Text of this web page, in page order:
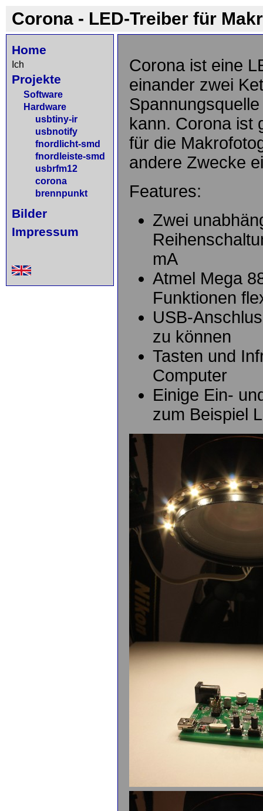
Corona - LED-Treiber für
Home
Ich
Projekte
Software
Hardware
usbtiny-ir
usbnotify
fnordlicht-smd
fnordleiste-smd
usbrfm12
corona
brennpunkt
Bilder
Impressum
Corona ist eine
einander zwei
kann. Corona ist
für die
andere Zwecke
Features:
Zwei
mA
Atmel Mega
Funktionen
USB-
zu können
Tasten und
Computer
Einige Ein-
zum Beispiel